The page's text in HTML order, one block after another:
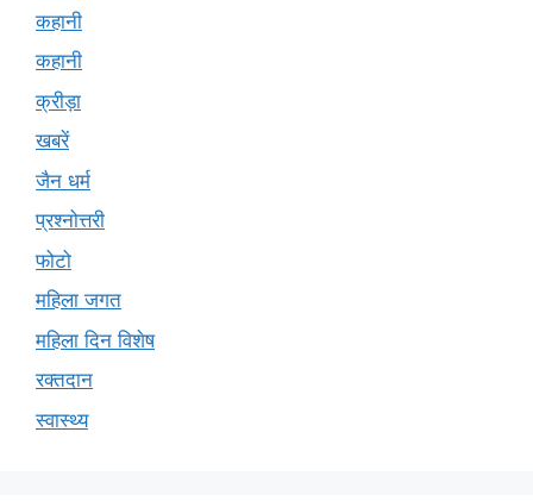
कहानी
कहानी
क्रीड़ा
खबरें
जैन धर्म
प्रश्नोत्तरी
फोटो
महिला जगत
महिला दिन विशेष
रक्तदान
स्वास्थ्य